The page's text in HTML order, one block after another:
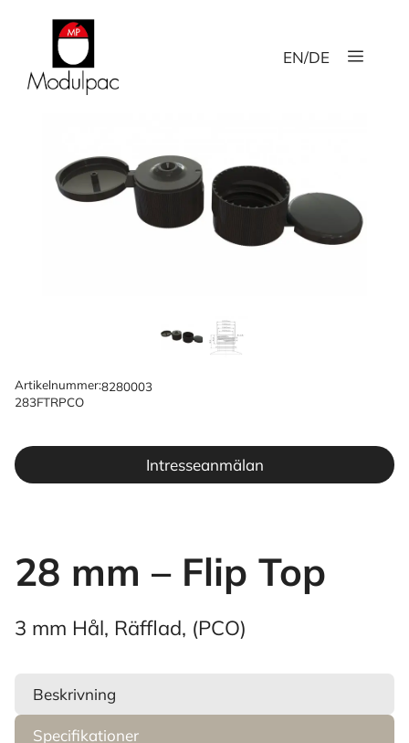
EN/DE Meny
Artikelnummer:8280003
283FTRPCO
Intresseanmälan
28 mm – Flip Top
3 mm Hål, Räfflad, (PCO)
Beskrivning
Specifikationer